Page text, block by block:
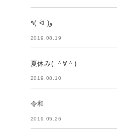
٩( ᐛ )و
2019.08.19
夏休み( ＾∀＾)
2019.08.10
令和
2019.05.26